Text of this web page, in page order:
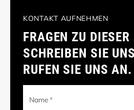
KONTAKT AUFNEHMEN
FRAGEN ZU DIESER
SCHREIBEN SIE
RUFEN SIE UNS AN.
Name*